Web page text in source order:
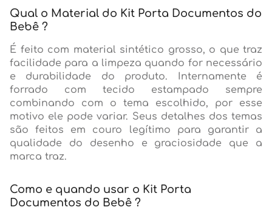
Qual o Material do Kit Porta Documentos do
Bebê ?
É feito com material sintético grosso, o que traz
facilidade para a limpeza quando for necessário
e durabilidade do produto. Internamente é
forrado com tecido estampado sempre
combinando com o tema escolhido, por esse
motivo ele pode variar. Seus detalhes dos temas
são feitos em couro legítimo para garantir a
qualidade do desenho e graciosidade que a
marca traz.
Como e quando usar o Kit Porta
Documentos do Bebê ?